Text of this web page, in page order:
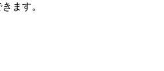
ます。